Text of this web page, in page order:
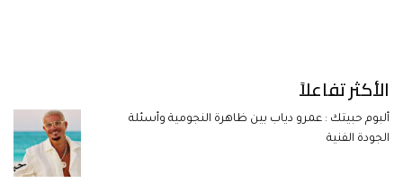
الأكثر تفاعلاً
ألبوم حبيتك : عمرو دياب بين ظاهرة النجومية وأسئلة
الجودة الفنية